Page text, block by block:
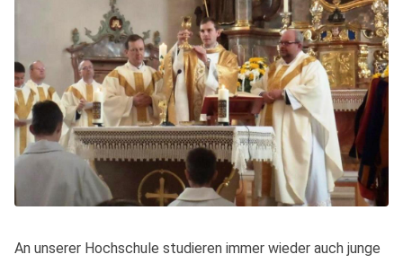
An unserer Hochschule studieren immer wieder auch junge